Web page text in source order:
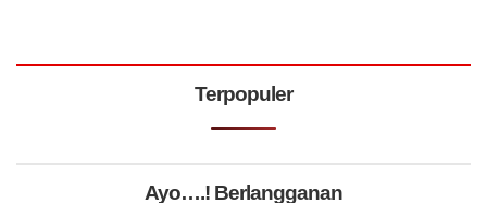
Terpopuler
Ayo….! Berlangganan